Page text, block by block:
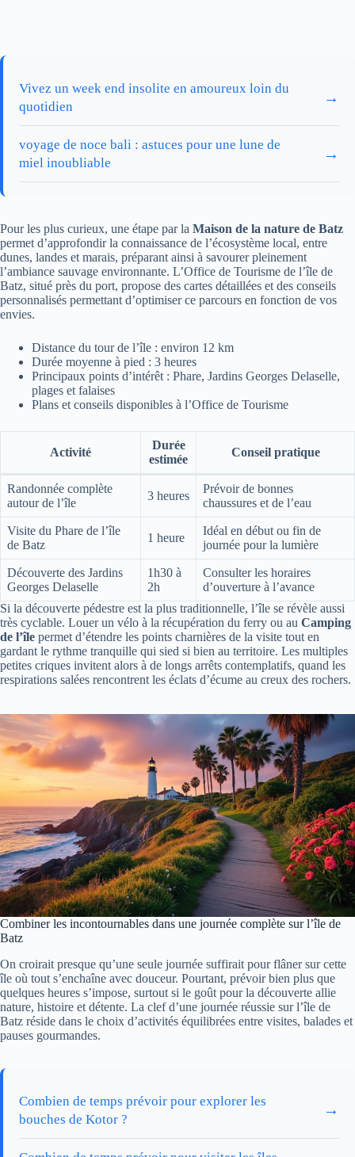
Vivez un week end insolite en amoureux loin du
quotidien
→
voyage de noce bali : astuces pour une lune de
miel inoubliable
→
Pour les plus curieux, une étape par la Maison de la nature de Batz
permet d’approfondir la connaissance de l’écosystème local, entre
dunes, landes et marais, préparant ainsi à savourer pleinement
l’ambiance sauvage environnante. L’Office de Tourisme de l’île de
Batz, situé près du port, propose des cartes détaillées et des conseils
personnalisés permettant d’optimiser ce parcours en fonction de vos
envies.
Distance du tour de l’île : environ 12 km
Durée moyenne à pied : 3 heures
Principaux points d’intérêt : Phare, Jardins Georges Delaselle,
plages et falaises
Plans et conseils disponibles à l’Office de Tourisme
Activité
Durée
estimée
Conseil pratique
Randonnée complète
autour de l’île
3 heures
Prévoir de bonnes
chaussures et de l’eau
Visite du Phare de l’île
de Batz
1 heure
Idéal en début ou fin de
journée pour la lumière
Découverte des Jardins
Georges Delaselle
1h30 à
2h
Consulter les horaires
d’ouverture à l’avance
Si la découverte pédestre est la plus traditionnelle, l’île se révèle aussi
très cyclable. Louer un vélo à la récupération du ferry ou au Camping
de l’île permet d’étendre les points charnières de la visite tout en
gardant le rythme tranquille qui sied si bien au territoire. Les multiples
petites criques invitent alors à de longs arrêts contemplatifs, quand les
respirations salées rencontrent les éclats d’écume au creux des rochers.
Combiner les incontournables dans une journée complète sur l’île de
Batz
On croirait presque qu’une seule journée suffirait pour flâner sur cette
île où tout s’enchaîne avec douceur. Pourtant, prévoir bien plus que
quelques heures s’impose, surtout si le goût pour la découverte allie
nature, histoire et détente. La clef d’une journée réussie sur l’île de
Batz réside dans le choix d’activités équilibrées entre visites, balades et
pauses gourmandes.
Combien de temps prévoir pour explorer les
bouches de Kotor ?
→